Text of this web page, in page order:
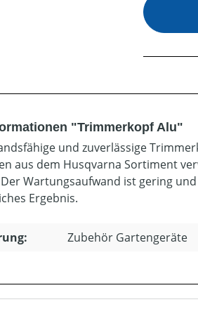
"Trimmerkopf Alu"
und zuverlässige
aus dem Husqvarna Sortiment
Wartungsaufwand ist gering
Ergebnis.
Zubehör Gartengeräte